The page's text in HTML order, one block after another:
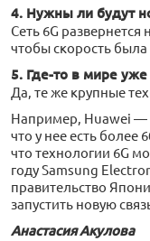
4. Нужны ли будут
Сеть 6G
чтобы скорость
5. Где-то в мире
Да, те же крупные
Например, Huawei —
что у нее есть более
что технологии 6G
году Samsung
правительство
запустить новую
Анастасия Акулова